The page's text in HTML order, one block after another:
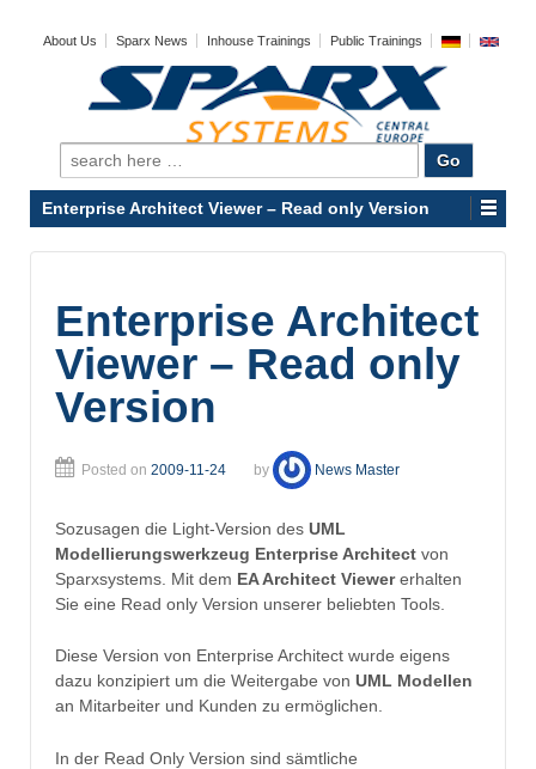
About Us Sparx News Inhouse Trainings Public Trainings
Search
for:
Enterprise Architect Viewer – Read only Version
Enterprise Architect
Viewer – Read only
Version
Posted on 2009-11-24 by News Master
Sozusagen die Light-Version des UML
Modellierungswerkzeug Enterprise Architect von
Sparxsystems. Mit dem EA Architect Viewererhalten
Sie eine Read only Version unserer beliebten Tools.
Diese Version von Enterprise Architect wurde eigens
dazu konzipiert um die Weitergabe von UML Modellen
an Mitarbeiter und Kunden zu ermöglichen.
In der Read Only Version sind sämtliche